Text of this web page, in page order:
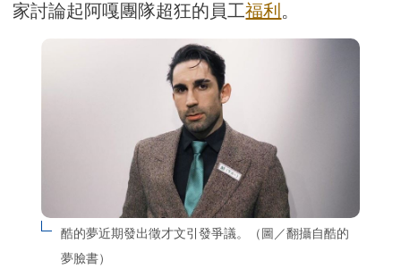
家討論起阿嘎團隊超狂的員工福利 。
酷的夢近期發出徵才文引發爭議。（圖／翻攝自酷的
夢臉書）